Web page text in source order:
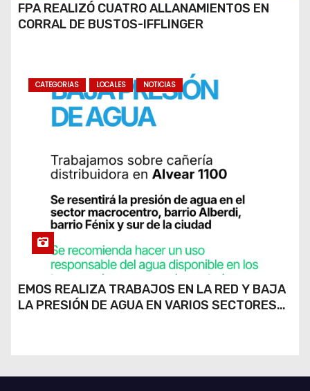
FPA REALIZÓ CUATRO ALLANAMIENTOS EN
CORRAL DE BUSTOS-IFFLINGER
CATEGORIAS LOCALES NOTICIAS
EMOS REALIZA TRABAJOS EN LA RED Y BAJA
LA PRESIÓN DE AGUA EN VARIOS SECTORES